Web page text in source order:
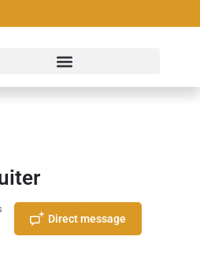
Direct message